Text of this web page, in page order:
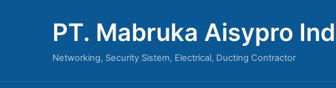
PT. Mabruka Aisypro
Networking, Security Sistem, Electrical, Ducting Contractor